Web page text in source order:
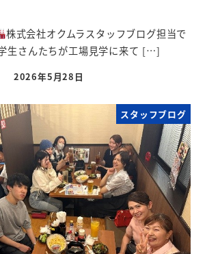
株式会社オクムラスタッフブログ担当で
生さんたちが工場見学に来て […]
2026年5月28日
スタッフブログ